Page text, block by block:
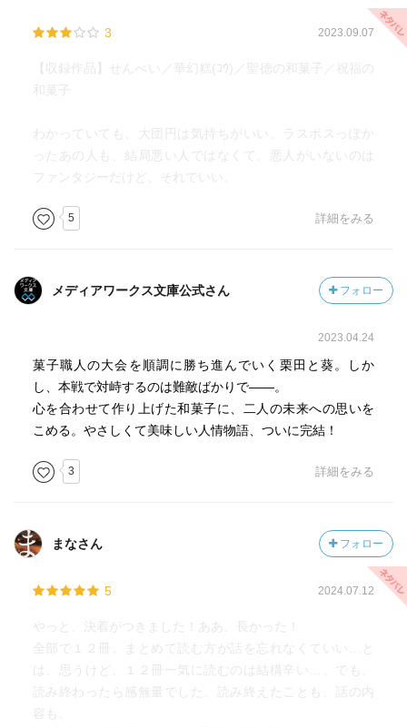
3 2023.09.07
【収録作品】せんべい／華幻糕(ｺｳ)／聖徳の和菓子／祝福の
和菓子
わかっていても、大団円は気持ちがいい。ラスボスっぽか
ったあの人も、結局悪い人ではなくて。悪人がいないのは
ファンタジーだけど、それでいい。
5 詳細をみる
メディアワークス文庫公式さん フォロー
2023.04.24
菓子職人の大会を順調に勝ち進んでいく栗田と葵。しか
し、本戦で対峙するのは難敵ばかりで――。
心を合わせて作り上げた和菓子に、二人の未来への思いを
こめる。やさしくて美味しい人情物語、ついに完結！
3 詳細をみる
まなさん フォロー
5 2024.07.12
やっと、決着がつきました！ああ、長かった！
全部で１２冊。まとめて読む方が話を忘れなくていい…と
は、思うけど、１２冊一気に読むのは結構辛い…。でも、
読み終わったら感無量でした。読み終えたことも、話の内
容も。